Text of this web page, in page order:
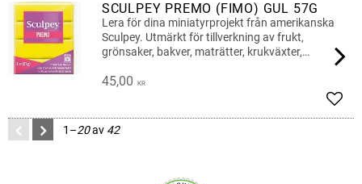
SCULPEY PREMO (FIMO) GUL 57G
Lera för dina miniatyrprojekt från amerikanska
Sculpey. Utmärkt för tillverkning av frukt,
grönsaker, bakver, maträtter, krukväxter,
45,00 KR
1–20av 42